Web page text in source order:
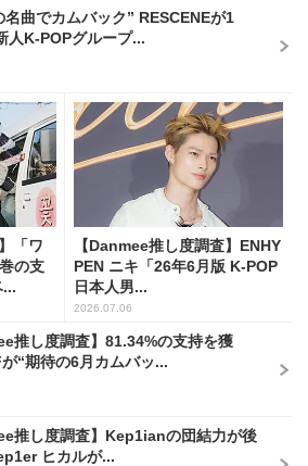
名曲でカムバック” RESCENEが1
人K-POPグループ...
「ワ
の支
【Danmee推し度調査】ENHY
PEN ニキ「26年6月版 K-POP
日本人男...
2026.07.06
推し度調査】81.34%の支持を獲
“期待の6月カムバッ...
推し度調査】Kep1ianの団結力が後
ヒカルが...